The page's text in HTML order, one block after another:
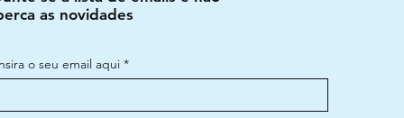
as novidades
o seu email aqui